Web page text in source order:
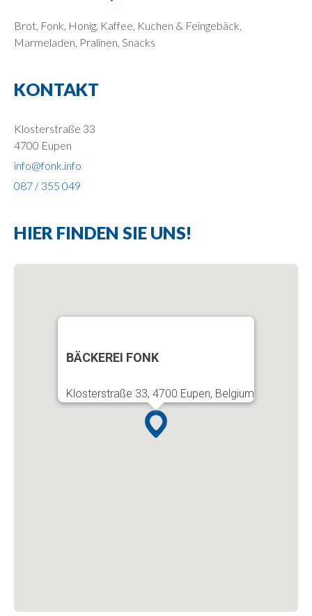
Brot, Fonk, Honig, Kaffee, Kuchen & Feingebäck,
Marmeladen, Pralinen, Snacks
KONTAKT
Klosterstraße 33
4700 Eupen
info@fonk.info
087 / 355 049
HIER FINDEN SIE UNS!
BÄCKEREI FONK
Klosterstraße 33, 4700 Eupen, Belgium